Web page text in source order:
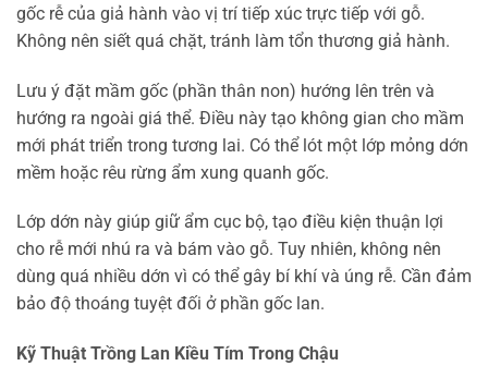
gốc rễ của giả hành vào vị trí tiếp xúc trực tiếp với gỗ.
Không nên siết quá chặt, tránh làm tổn thương giả hành.
Lưu ý đặt mầm gốc (phần thân non) hướng lên trên và
hướng ra ngoài giá thể. Điều này tạo không gian cho mầm
mới phát triển trong tương lai. Có thể lót một lớp mỏng dớn
mềm hoặc rêu rừng ẩm xung quanh gốc.
Lớp dớn này giúp giữ ẩm cục bộ, tạo điều kiện thuận lợi
cho rễ mới nhú ra và bám vào gỗ. Tuy nhiên, không nên
dùng quá nhiều dớn vì có thể gây bí khí và úng rễ. Cần đảm
bảo độ thoáng tuyệt đối ở phần gốc lan.
Kỹ Thuật Trồng Lan Kiều Tím Trong Chậu